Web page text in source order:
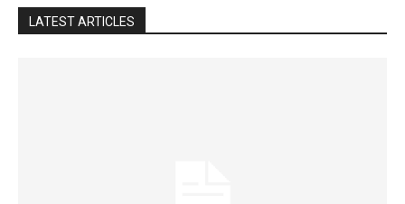
LATEST ARTICLES